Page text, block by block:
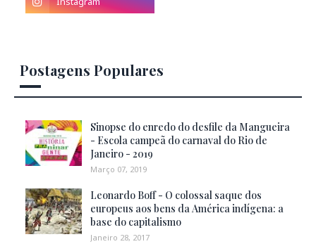
Postagens Populares
Sinopse do enredo do desfile da Mangueira
- Escola campeã do carnaval do Rio de
Janeiro - 2019
Março 07, 2019
Leonardo Boff - O colossal saque dos
europeus aos bens da América indígena: a
base do capitalismo
Janeiro 28, 2017